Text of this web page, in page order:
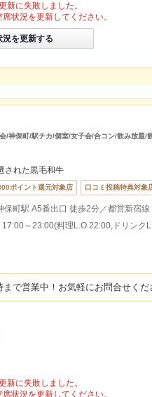
新に失敗しました。
状況を更新してください。
況を更新する
/神保町/駅チカ/個室/女子会/合コン/飲み放題/
された黒毛和牛
ポイント還元対象店 口コミ投稿特典対象
～23:00(料理L.O.22:00,ドリンク
で営業中！お気軽にお問合せくだ
新に失敗しました。
状況を更新してください。